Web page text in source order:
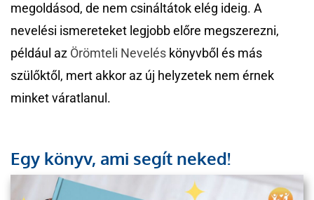
megoldásod, de nem csináltátok elég ideig. A
nevelési ismereteket legjobb előre megszerezni,
például az Örömteli Nevelés könyvből és más
szülőktől, mert akkor az új helyzetek nem érnek
minket váratlanul.
Egy könyv, ami segít neked!